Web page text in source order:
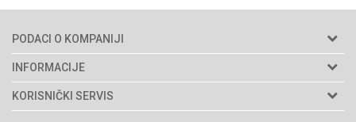
PODACI O KOMPANIJI
Agromarket d.o.o.
Matični broj: 11003826
INFORMACIJE
O nama
Brendovi
KORISNIČKI SERVIS